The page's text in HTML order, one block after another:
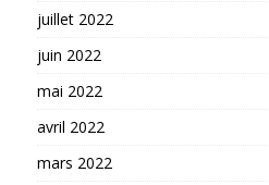
juillet 2022
juin 2022
mai 2022
avril 2022
mars 2022